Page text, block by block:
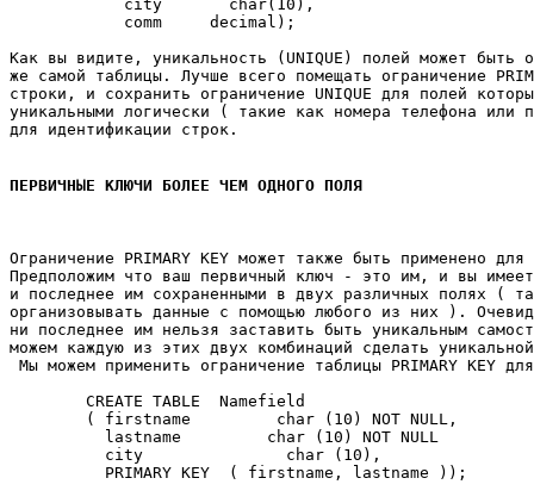
            city       char(10),
            comm     decimal);
Как вы видите, уникальность (UNIQUE) полей может быть
же самой таблицы. Лучше всего помещать ограничение
строки, и сохранить ограничение UNIQUE для полей
уникальными логически ( такие как номера телефона
для идентификации строк.
ПЕРВИЧНЫЕ КЛЮЧИ БОЛЕЕ ЧЕМ ОДНОГО ПОЛЯ
Ограничение PRIMARY KEY может также быть применено
Предположим что ваш первичный ключ - это им, и вы
и последнее им сохраненными в двух различных полях (
организовывать данные с помощью любого из них ).
ни последнее им нельзя заставить быть уникальным
можем каждую из этих двух комбинаций сделать
Мы можем применить ограничение таблицы PRIMARY KEY
        CREATE TABLE  Namefield
        ( firstname         char (10) NOT NULL,
          lastname         char (10) NOT NULL
          city               char (10),
          PRIMARY KEY  ( firstname, lastname ));